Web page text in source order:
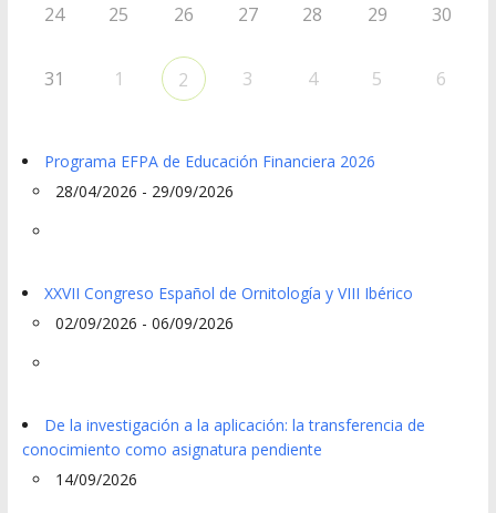
24 25 26 27 28 29 30
31 1 2 3 4 5 6
Programa EFPA de Educación Financiera 2026
28/04/2026 - 29/09/2026
XXVII Congreso Español de Ornitología y VIII Ibérico
02/09/2026 - 06/09/2026
De la investigación a la aplicación: la transferencia de
conocimiento como asignatura pendiente
14/09/2026